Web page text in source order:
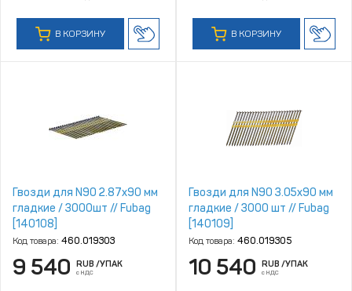
В КОРЗИНУ В КОРЗИНУ
Гвозди для N90 2.87x90 мм
гладкие / 3000шт // Fubag
[140108]
Код товара: 460.019303
9 540 RUB /УПАК
с НДС
Гвозди для N90 3.05x90 мм
гладкие / 3000 шт // Fubag
[140109]
Код товара: 460.019305
10 540 RUB /УПАК
с НДС